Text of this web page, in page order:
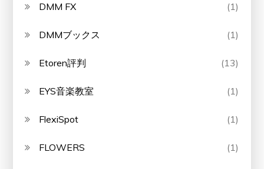
DMM FX (1)
DMMブックス (1)
Etoren評判 (13)
EYS音楽教室 (1)
FlexiSpot (1)
FLOWERS (1)